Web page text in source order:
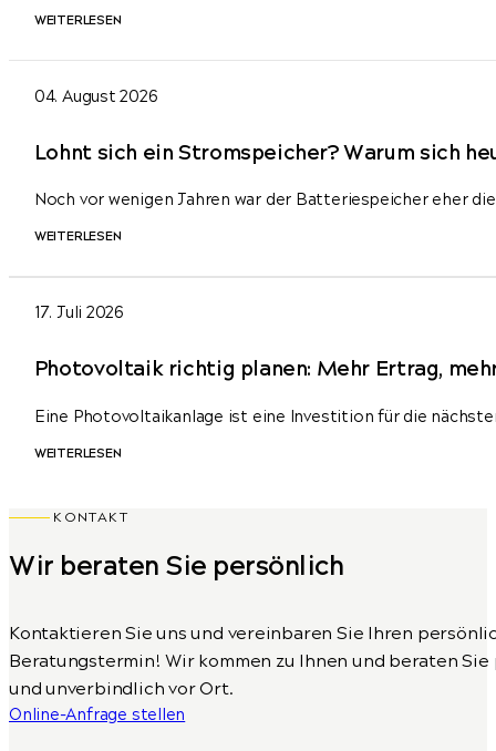
WEITERLESEN
04. August 2026
Lohnt sich ein Stromspeicher? Warum sich
Noch vor wenigen Jahren war der Batteriespeicher eher
WEITERLESEN
17. Juli 2026
Photovoltaik richtig planen: Mehr Ertrag,
Eine Photovoltaikanlage ist eine Investition für die
WEITERLESEN
Wir beraten Sie persönlich
KONTAKT
Kontaktieren Sie uns und vereinbaren Sie Ihren
Beratungstermin! Wir kommen zu Ihnen und beraten
und unverbindlich vor Ort.
Online-Anfrage stellen